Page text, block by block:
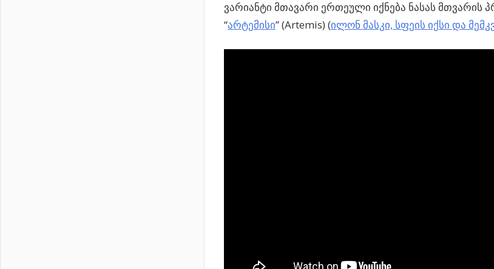
ვარიანტი მთავარი ერთეული იქნება ნასას მთვარის
“არტემისი” (Artemis) (ილონ მასკი, სფეის იქსი და